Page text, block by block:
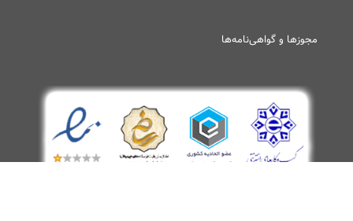
مجوزها و گواهی‌نامه‌ها